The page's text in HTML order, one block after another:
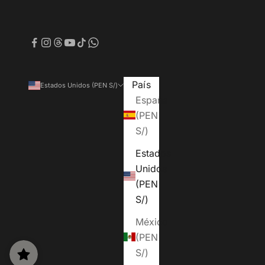
Estados Unidos (PEN S/)
País
España
(PEN
S/)
Estados
Unidos
(PEN
S/)
México
(PEN
S/)